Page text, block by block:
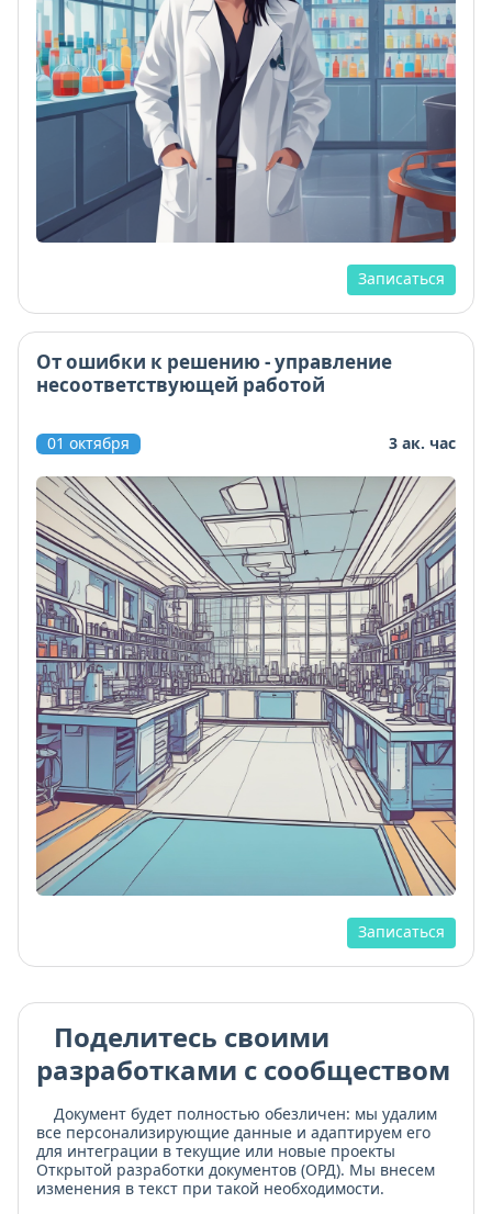
Записаться
От ошибки к решению - управление
несоответствующей работой
01 октября 3 ак. час
Записаться
Поделитесь своими
разработками с сообществом
Документ будет полностью обезличен: мы удалим
все персонализирующие данные и адаптируем его
для интеграции в текущие или новые проекты
Открытой разработки документов (ОРД). Мы внесем
изменения в текст при такой необходимости.